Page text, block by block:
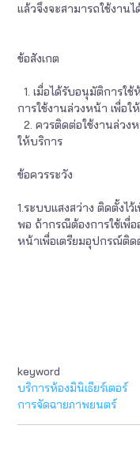
แล้วจึงจะสามารถใช้งานไ
ข้อสังเกต
1. เมื่อได้รับอนุมัติการใ
การใช้งานล่วงหน้า เพื่อใ
2. ควรติดต่อใช้งานล่วง
ให้บริการ
ข้อควรระวัง
1.ระบบแสงสว่าง ติดตั้งไว้
พอ ถ้ากรณีต้องการใช้เพื่
หน้าเพื่อเตรียมอุปกรณ์ติด
keyword
บริการห้องมินิเธียร์เตอร์
การจัดฉายภาพยนตร์